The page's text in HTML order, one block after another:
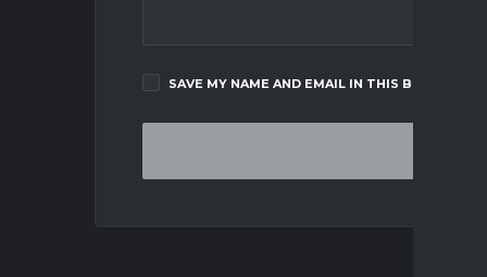
SAVE MY NAME AND EMAIL IN THIS BROWSER